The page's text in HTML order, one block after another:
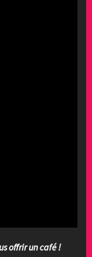
offrir un café !